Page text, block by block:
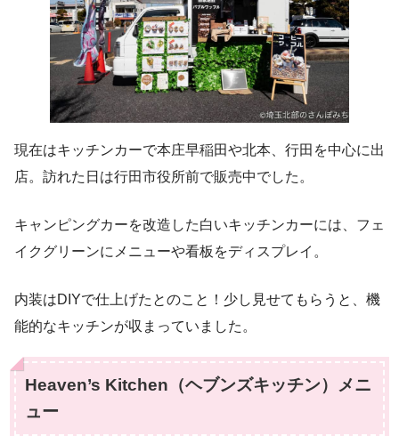
現在はキッチンカーで本庄早稲田や北本、行田を中心に出
店。訪れた日は行田市役所前で販売中でした。
キャンピングカーを改造した白いキッチンカーには、フェ
イクグリーンにメニューや看板をディスプレイ。
内装はDIYで仕上げたとのこと！少し見せてもらうと、機
能的なキッチンが収まっていました。
Heaven’s Kitchen（ヘブンズキッチン）メニ
ュー